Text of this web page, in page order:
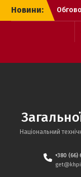
Перейти
Новини:
144
№138
Національний
+380 (66)